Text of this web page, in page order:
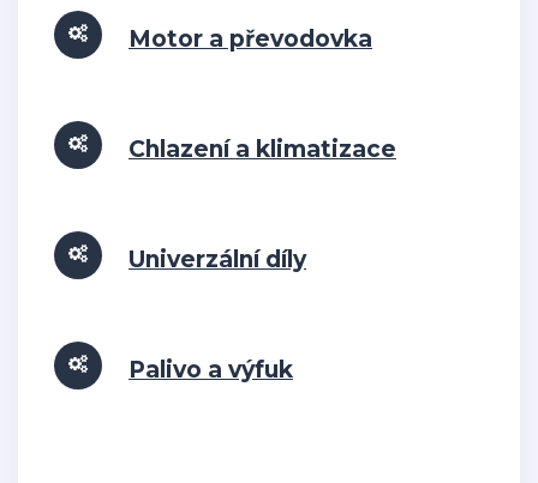
Motor a převodovka
Chlazení a klimatizace
Univerzální díly
Palivo a výfuk